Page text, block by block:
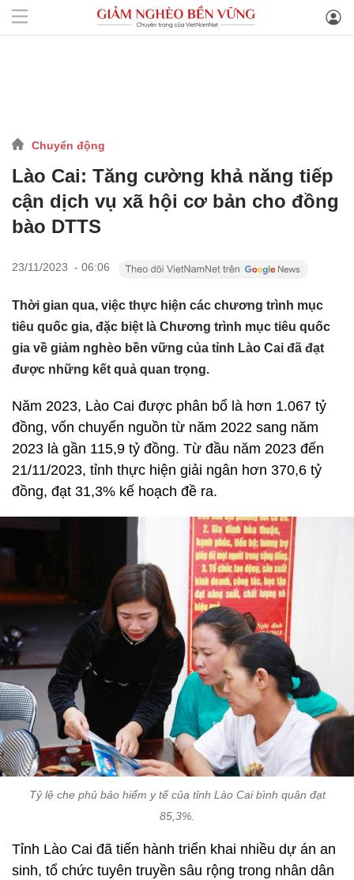
Chuyển động
Lào Cai: Tăng cường khả năng tiếp
cận dịch vụ xã hội cơ bản cho đồng
bào DTTS
23/11/2023 - 06:06
Thời gian qua, việc thực hiện các chương trình mục
tiêu quốc gia, đặc biệt là Chương trình mục tiêu quốc
gia về giảm nghèo bền vững của tỉnh Lào Cai đã đạt
được những kết quả quan trọng.
Năm 2023, Lào Cai được phân bổ là hơn 1.067 tỷ
đồng, vốn chuyển nguồn từ năm 2022 sang năm
2023 là gần 115,9 tỷ đồng. Từ đầu năm 2023 đến
21/11/2023, tỉnh thực hiện giải ngân hơn 370,6 tỷ
đồng, đạt 31,3% kế hoạch đề ra.
Tỷ lệ che phủ bảo hiểm y tế của tỉnh Lào Cai bình quân đạt
85,3%.
Tỉnh Lào Cai đã tiến hành triển khai nhiều dự án an
sinh, tổ chức tuyên truyền sâu rộng trong nhân dân